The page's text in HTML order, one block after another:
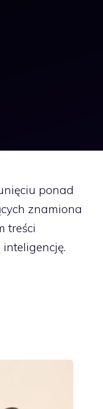
ponad
znamiona
treści